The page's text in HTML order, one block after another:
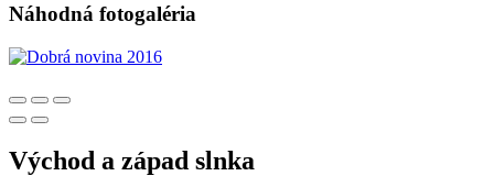
Náhodná fotogaléria
Východ a západ slnka